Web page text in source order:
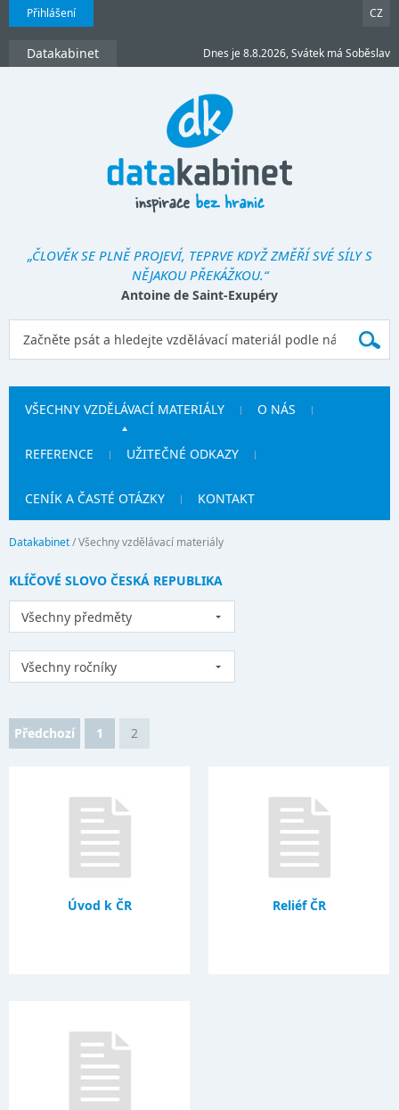
Přihlášení CZ
Datakabinet Dnes je 8.8.2026, Svátek má Soběslav
„ČLOVĚK SE PLNĚ PROJEVÍ, TEPRVE KDYŽ ZMĚŘÍ SVÉ SÍLY S
NĚJAKOU PŘEKÁŽKOU.“
Antoine de Saint-Exupéry
VŠECHNY VZDĚLÁVACÍ MATERIÁLY O NÁS
REFERENCE UŽITEČNÉ ODKAZY
CENÍK A ČASTÉ OTÁZKY KONTAKT
Datakabinet/Všechny vzdělávací materiály
KLÍČOVÉ SLOVO ČESKÁ REPUBLIKA
Všechny předměty
Všechny ročníky
Předchozí 1 2
Úvod k ČR Reliéf ČR